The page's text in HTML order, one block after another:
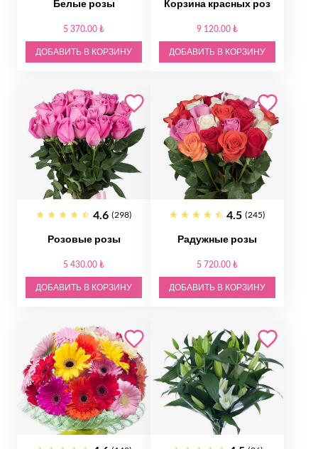
Белые розы
5 370.00 ₺
ДОБАВИТЬ В КОРЗИНУ
Корзина красных роз
9 120.00 ₺
ДОБАВИТЬ В КОРЗИНУ
4.6 (298)
Розовые розы
5 430.00 ₺
ДОБАВИТЬ В КОРЗИНУ
4.5 (245)
Радужные розы
5 720.00 ₺
ДОБАВИТЬ В КОРЗИНУ